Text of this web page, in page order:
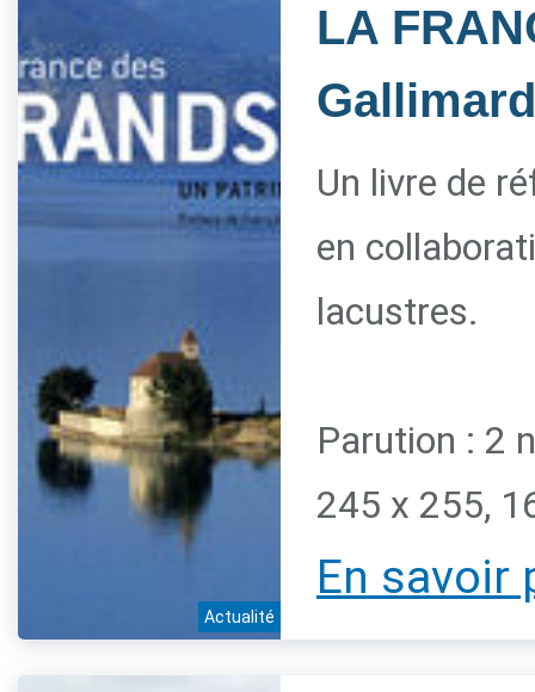
Actualité
LA
Gallimard
Un livre de
en
lacustres.
Parution : 2
245 x 255,
En savoir